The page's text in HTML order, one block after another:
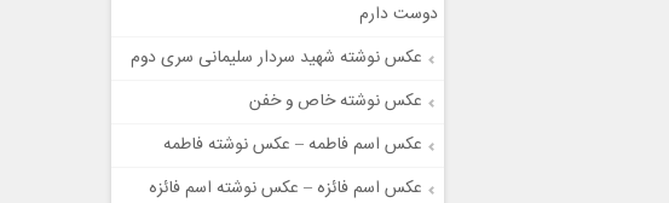
دوست دارم
عکس نوشته شهید سردار سلیمانی سری دوم
عکس نوشته خاص و خفن
عکس اسم فاطمه – عکس نوشته فاطمه
عکس اسم فائزه – عکس نوشته اسم فائزه